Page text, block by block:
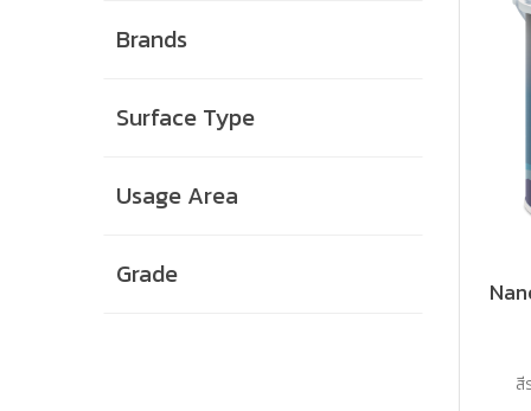
Brands
Surface Type
Usage Area
Grade
สี